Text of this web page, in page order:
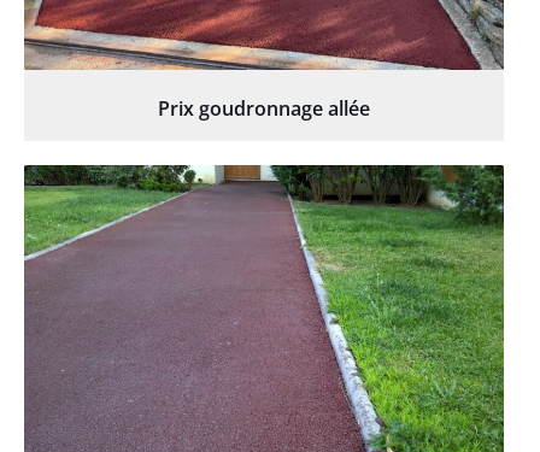
Prix goudronnage allée